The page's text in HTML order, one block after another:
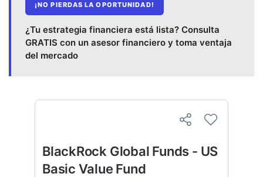
¡NO PIERDAS LA OPORTUNIDAD!
¿Tu estrategia financiera está lista? Consulta
GRATIS con un asesor financiero y toma ventaja
del mercado
BlackRock Global Funds - US
Basic Value Fund